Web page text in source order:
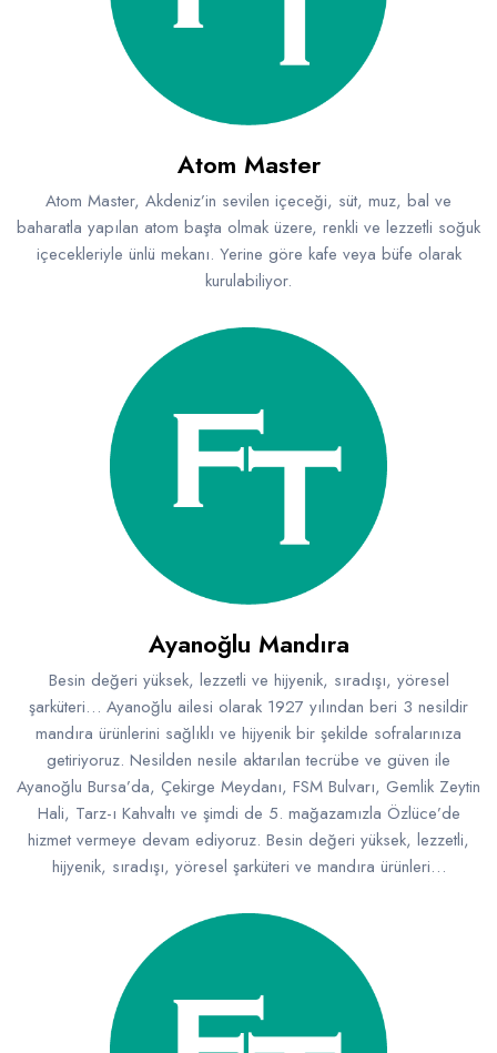
Atom Master
Atom Master, Akdeniz’in sevilen içeceği, süt, muz, bal ve
baharatla yapılan atom başta olmak üzere, renkli ve lezzetli soğuk
içecekleriyle ünlü mekanı. Yerine göre kafe veya büfe olarak
kurulabiliyor.
Ayanoğlu Mandıra
Besin değeri yüksek, lezzetli ve hijyenik, sıradışı, yöresel
şarküteri… Ayanoğlu ailesi olarak 1927 yılından beri 3 nesildir
mandıra ürünlerini sağlıklı ve hijyenik bir şekilde sofralarınıza
getiriyoruz. Nesilden nesile aktarılan tecrübe ve güven ile
Ayanoğlu Bursa’da, Çekirge Meydanı, FSM Bulvarı, Gemlik Zeytin
Hali, Tarz-ı Kahvaltı ve şimdi de 5. mağazamızla Özlüce’de
hizmet vermeye devam ediyoruz. Besin değeri yüksek, lezzetli,
hijyenik, sıradışı, yöresel şarküteri ve mandıra ürünleri…